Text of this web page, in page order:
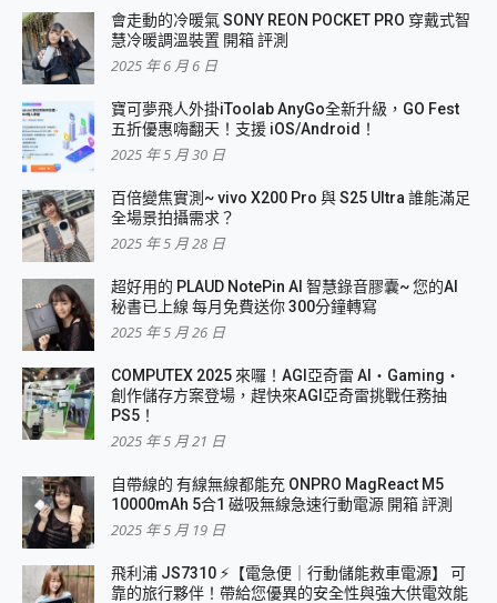
會走動的冷暖氣 SONY REON POCKET PRO 穿戴式智
慧冷暖調溫裝置 開箱 評測
2025 年 6 月 6 日
寶可夢飛人外掛iToolab AnyGo全新升級，GO Fest
五折優惠嗨翻天！支援 iOS/Android！
2025 年 5 月 30 日
百倍變焦實測~ vivo X200 Pro 與 S25 Ultra 誰能滿足
全場景拍攝需求？
2025 年 5 月 28 日
超好用的 PLAUD NotePin AI 智慧錄音膠囊~ 您的AI
秘書已上線 每月免費送你 300分鐘轉寫
2025 年 5 月 26 日
COMPUTEX 2025 來囉！AGI亞奇雷 AI・Gaming・
創作儲存方案登場，趕快來AGI亞奇雷挑戰任務抽
PS5！
2025 年 5 月 21 日
自帶線的 有線無線都能充 ONPRO MagReact M5
10000mAh 5合1 磁吸無線急速行動電源 開箱 評測
2025 年 5 月 19 日
飛利浦 JS7310 ⚡【電急便｜行動儲能救車電源】 可
靠的旅行夥伴！帶給您優異的安全性與強大供電效能